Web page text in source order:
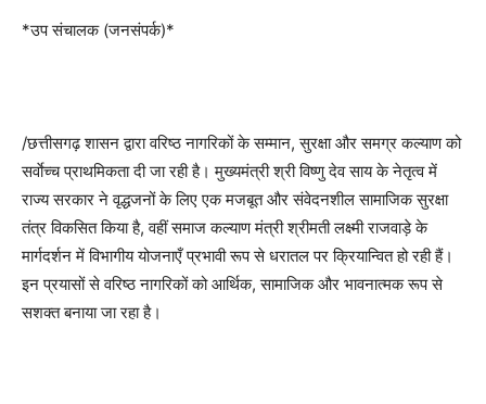
*उप संचालक (जनसंपर्क)*
/छत्तीसगढ़ शासन द्वारा वरिष्ठ नागरिकों के सम्मान, सुरक्षा और समग्र कल्याण को
सर्वाेच्च प्राथमिकता दी जा रही है। मुख्यमंत्री श्री विष्णु देव साय के नेतृत्व में
राज्य सरकार ने वृद्धजनों के लिए एक मजबूत और संवेदनशील सामाजिक सुरक्षा
तंत्र विकसित किया है, वहीं समाज कल्याण मंत्री श्रीमती लक्ष्मी राजवाड़े के
मार्गदर्शन में विभागीय योजनाएँ प्रभावी रूप से धरातल पर क्रियान्वित हो रही हैं।
इन प्रयासों से वरिष्ठ नागरिकों को आर्थिक, सामाजिक और भावनात्मक रूप से
सशक्त बनाया जा रहा है।